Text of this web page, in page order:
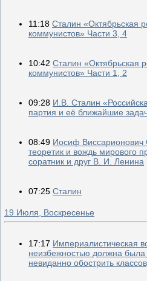
11:18 Сталин «Октябрьская
коммунистов» Части 3, 4
10:42 Сталин «Октябрьская
коммунистов» Части 1, 2
09:28 И.В. Сталин
партия и её ближайшие
08:49 Иосиф
теоретик и вождь мирового
соратник и друг В. И. Ленина
07:25 Сталин
19 Июля, Воскресенье
17:17 Империалистическая
неизбежностью должна была
невиданно обострить